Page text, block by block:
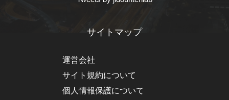
サイトマップ
運営会社
サイト規約について
個人情報保護について